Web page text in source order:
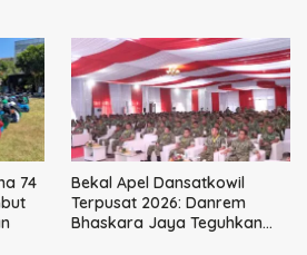
74
Bekal Apel Dansatkowil
Terpusat 2026: Danrem
Bhaskara Jaya Teguhkan